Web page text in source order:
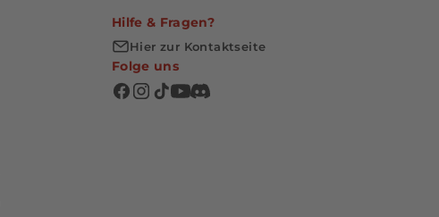
Hilfe & Fragen?
Hier zur Kontaktseite
Folge uns